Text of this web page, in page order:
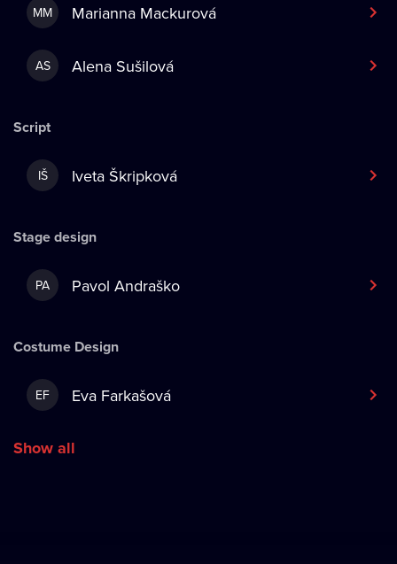
MM Marianna Mackurová
AS Alena Sušilová
Script
IŠ Iveta Škripková
Stage design
PA Pavol Andraško
Costume Design
EF Eva Farkašová
Show all